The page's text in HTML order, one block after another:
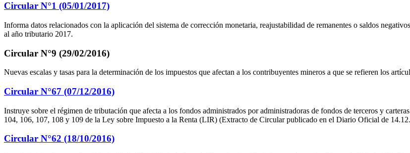
Circular N°1 (05/01/2017)
Informa datos relacionados con la aplicación del sistema de corrección monetaria, reajustabilidad de remanentes o saldos
al año tributario 2017.
Circular N°9 (29/02/2016)
Nuevas escalas y tasas para la determinación de los impuestos que afectan a los contribuyentes mineros a que se refieren los
Circular N°67 (07/12/2016)
Instruye sobre el régimen de tributación que afecta a los fondos administrados por administradoras de fondos de terceros y
104, 106, 107, 108 y 109 de la Ley sobre Impuesto a la Renta (LIR) (Extracto de Circular publicado en el Diario Oficial de
Circular N°62 (18/10/2016)